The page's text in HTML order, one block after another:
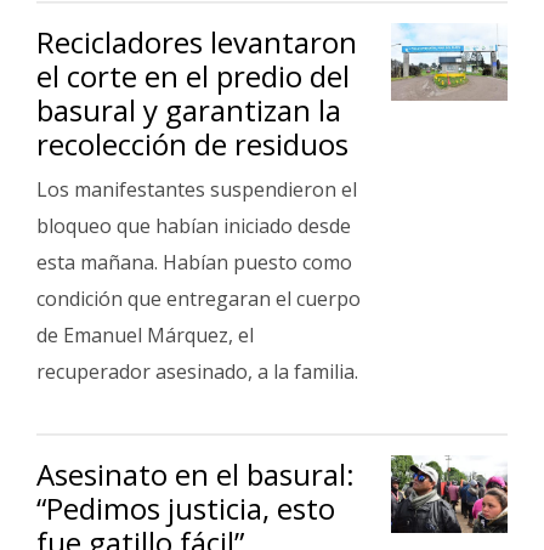
Recicladores levantaron
el corte en el predio del
basural y garantizan la
recolección de residuos
Los manifestantes suspendieron el
bloqueo que habían iniciado desde
esta mañana. Habían puesto como
condición que entregaran el cuerpo
de Emanuel Márquez, el
recuperador asesinado, a la familia.
Asesinato en el basural:
“Pedimos justicia, esto